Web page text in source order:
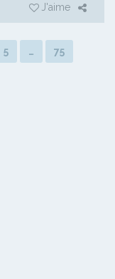
J'aime
5 …
75